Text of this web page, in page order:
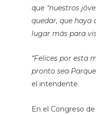
que “nuestros
quedar, que haya
lugar más para
“Felices por esta
pronto sea
el intendente.
En el Congreso